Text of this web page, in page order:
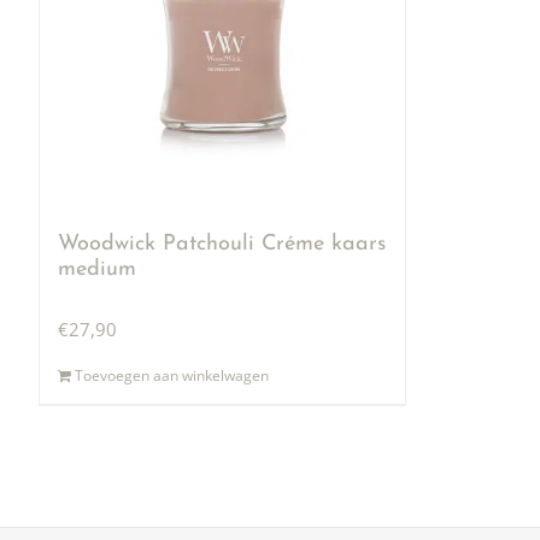
Woodwick Patchouli Créme kaars
medium
€27,90
Toevoegen aan winkelwagen